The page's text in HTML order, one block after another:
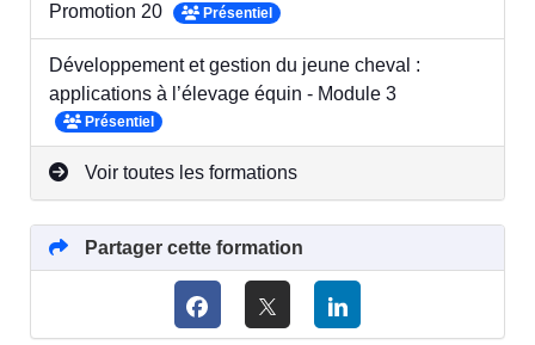
Promotion 20
Présentiel
Développement et gestion du jeune cheval :
applications à l’élevage équin - Module 3
Présentiel
Voir toutes les formations
Partager cette formation